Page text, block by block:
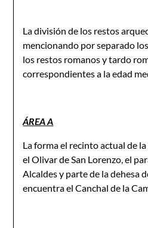
La división de los restos
mencionando por separado
los restos romanos y tardo
correspondientes a la edad
ÁREA A
La forma el recinto actual de
el Olivar de San Lorenzo, el
Alcaldes y parte de la dehesa
encuentra el Canchal de la